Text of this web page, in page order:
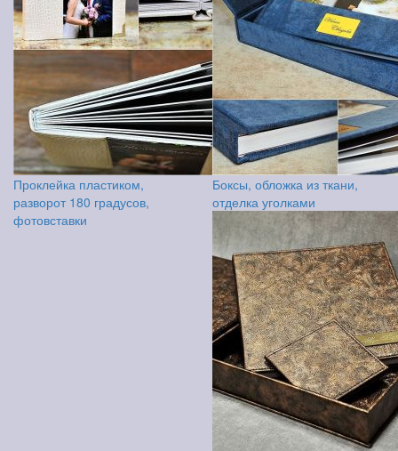
Проклейка пластиком,
разворот 180 градусов,
фотовставки
Боксы, обложка из ткани,
отделка уголками